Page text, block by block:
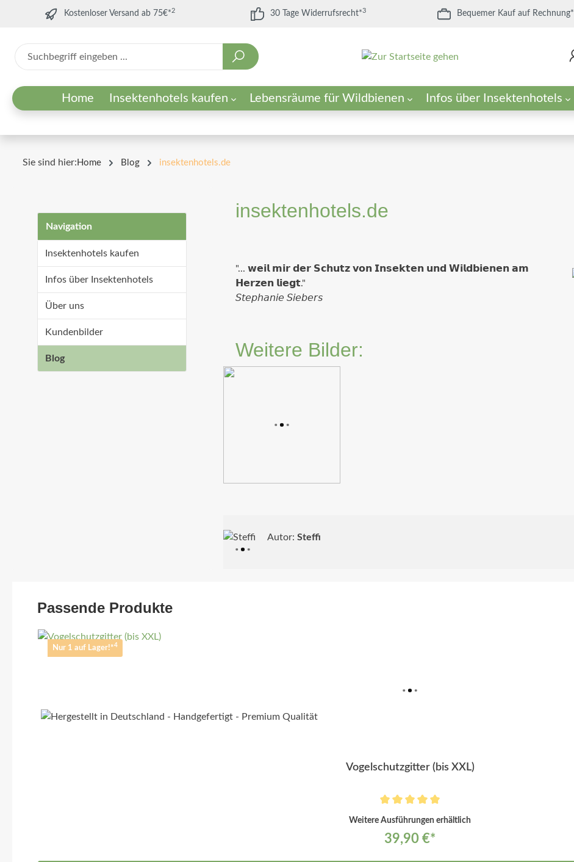
Kostenloser Versand ab 75€* 2 30 Tage Widerrufsrecht*3 Bequemer Kauf auf Rechnung*
Home Insektenhotels kaufen Lebensräume für Wildbienen Infos über Insektenhotels
Für Städte/Gemeinden
Sie sind hier: Home Blog insektenhotels.de
Navigation
Insektenhotels kaufen
Infos über Insektenhotels
Über uns
Kundenbilder
Blog
insektenhotels.de
"... 𝘄𝗲𝗶𝗹 𝗺𝗶𝗿 𝗱𝗲𝗿 𝗦𝗰𝗵𝘂𝘁𝘇 𝘃𝗼𝗻 𝗜𝗻𝘀𝗲𝗸𝘁𝗲𝗻 𝘂𝗻𝗱 𝗪𝗶𝗹𝗱𝗯𝗶𝗲𝗻𝗲𝗻 𝗮𝗺
𝗛𝗲𝗿𝘇𝗲𝗻 𝗹𝗶𝗲𝗴𝘁."⁣
𝘚𝘵𝘦𝘱𝘩𝘢𝘯𝘪𝘦 𝘚𝘪𝘦𝘣𝘦𝘳𝘴⁣
Weitere Bilder:
Autor: Steffi
Passende Produkte
Nur 1 auf Lager!*4
Vogelschutzgitter (bis XXL)
Weitere Ausführungen erhältlich
39,90 €*